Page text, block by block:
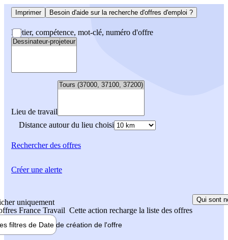
Imprimer Besoin d'aide sur la recherche d'offres d'emploi ?
Métier, compétence, mot-clé, numéro d'offre
Lieu de travail
Distance autour du lieu choisi
Rechercherdes offres
uniquement
France Travail Cette action recharge la liste des offres
Qui sont
filtres de Date de création de l'offre
Créer une alerte